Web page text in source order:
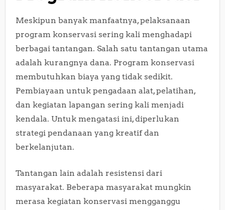
Meskipun banyak manfaatnya, pelaksanaan
program konservasi sering kali menghadapi
berbagai tantangan. Salah satu tantangan utama
adalah kurangnya dana. Program konservasi
membutuhkan biaya yang tidak sedikit.
Pembiayaan untuk pengadaan alat, pelatihan,
dan kegiatan lapangan sering kali menjadi
kendala. Untuk mengatasi ini, diperlukan
strategi pendanaan yang kreatif dan
berkelanjutan.
Tantangan lain adalah resistensi dari
masyarakat. Beberapa masyarakat mungkin
merasa kegiatan konservasi mengganggu